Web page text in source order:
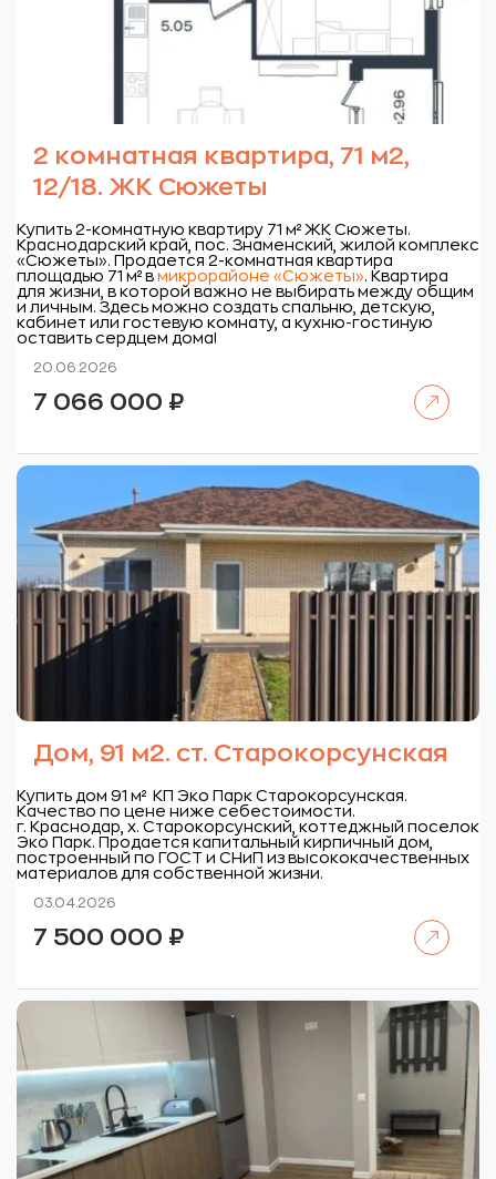
2 комнатная квартира, 71 м2,
12/18. ЖК Сюжеты
Купить 2-комнатную квартиру 71 м² ЖК Сюжеты.
Краснодарский край, пос. Знаменский, жилой комплекс
«Сюжеты». Продается 2-комнатная квартира
площадью 71 м² в микрорайоне «Сюжеты». Квартира
для жизни, в которой важно не выбирать между общим
и личным. Здесь можно создать спальню, детскую,
кабинет или гостевую комнату, а кухню-гостиную
оставить сердцем дома!
20.06.2026
7 066 000 ₽
Дом, 91 м2. ст. Старокорсунская
Купить дом 91 м² КП Эко Парк Старокорсунская.
Качество по цене ниже себестоимости.
г. Краснодар, х. Старокорсунский, коттеджный поселок
Эко Парк. Продается капитальный кирпичный дом,
построенный по ГОСТ и СНиП из высококачественных
материалов для собственной жизни.
03.04.2026
7 500 000 ₽